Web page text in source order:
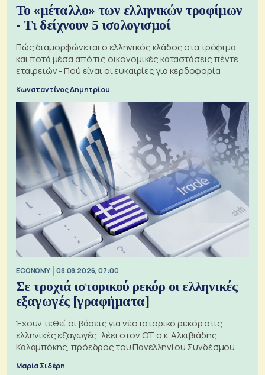
Το «μέταλλο» των ελληνικών τροφίμων
- Τι δείχνουν 5 ισολογισμοί
Πώς διαμορφώνεται ο ελληνικός κλάδος στα τρόφιμα
και ποτά μέσα από τις οικονομικές καταστάσεις πέντε
εταιρειών - Πού είναι οι ευκαιρίες για κερδοφορία
Κωνσταντίνος Δημητρίου
ECONOMY 08.08.2026, 07:00
Σε τροχιά ιστορικού ρεκόρ οι ελληνικές
εξαγωγές [γραφήματα]
Έχουν τεθεί οι βάσεις για νέο ιστορικό ρεκόρ στις
ελληνικές εξαγωγές, λέει στον ΟΤ ο κ. Αλκιβιάδης
Καλαμπόκης, πρόεδρος του Πανελληνίου Συνδέσμου
Μαρία Σιδέρη